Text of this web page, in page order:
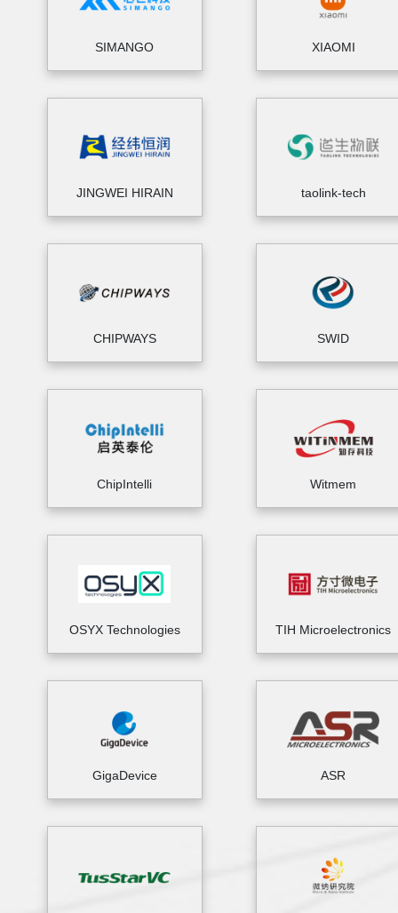
SIMANGO XIAOMI
JINGWEI HIRAIN taolink-tech
CHIPWAYS SWID
ChipIntelli Witmem
OSYX Technologies TIH Microelectronics
GigaDevice ASR